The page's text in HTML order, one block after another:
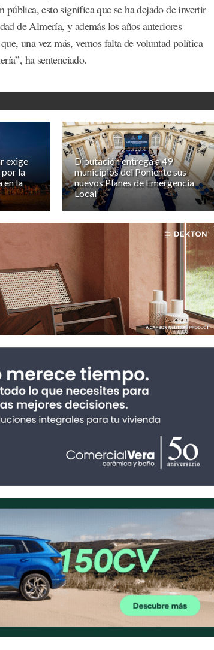
pública, esto significa que se ha dejado de invertir
de Almería, y además los años anteriores
una vez más, vemos falta de voluntad política
ha sentenciado.
exige
por la
en la
Diputación entrega a 49
municipios del Poniente sus
nuevos Planes de Emergencia
Local